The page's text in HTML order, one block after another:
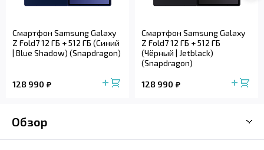
Смартфон Samsung Galaxy
Z Fold7 12 ГБ + 512 ГБ (Синий
| Blue Shadow) (Snapdragon)
128 990
Смартфон Samsung Galaxy
Z Fold7 12 ГБ + 512 ГБ
(Чёрный | Jetblack)
(Snapdragon)
128 990
Обзор